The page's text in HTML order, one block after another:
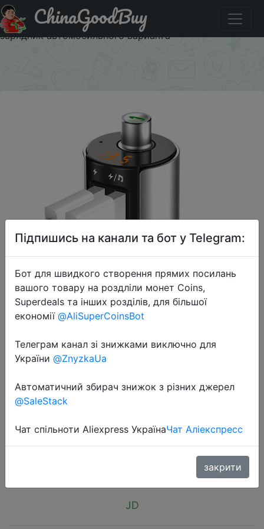
Придбати по акціи SAST MP3 Bluetooth Музыкальный
Плеер AY-T56 Черно-серебряный USB-диск плюс
зарядник автомобильного варианта
ChinaGoodBuy
2018-09-02
SAST MP3 Bluetooth Музыкальный
Плеер AY-T56 Черно-серебряный
USB-диск плюс зарядник
JD
Підпишись на канали та бот у Telegram:
Бот для швидкого створення прямих посилань
вашого товару на роздліли монет Coins,
Superdeals та інших розділів, для більшої
економії @AliSuperCoinsBot
Телеграм канал зі знижками виключно для
України @ZnyzkaUa
Автоматичний збирач знижок з різних джерел
@SaleStack
Чат спільноти Aliexpress УкраїнаЧат Аліекспресс
закрити